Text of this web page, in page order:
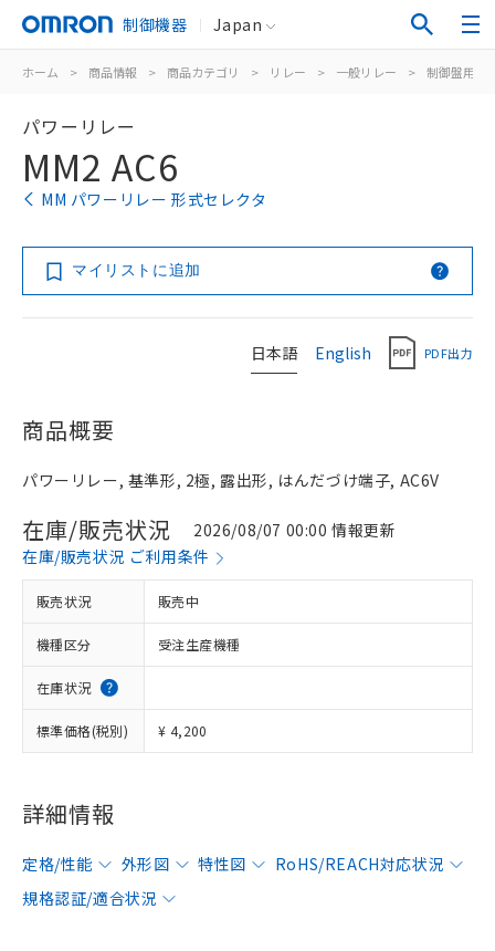
制御機器 Japan
ホーム > 商品情報 > 商品カテゴリ > リレー > 一般リレー > 制御盤用
パワーリレー
MM2 AC6
MM パワーリレー 形式セレクタ
マイリストに追加
日本語 English PDF出力
商品概要
パワーリレー, 基準形, 2極, 露出形, はんだづけ端子, AC6V
在庫/販売状況
2026/08/07 00:00 情報更新
在庫/販売状況 ご利用条件
販売状況 販売中
機種区分 受注生産機種
在庫状況
標準価格(税別) ¥ 4,200
詳細情報
定格/性能 外形図 特性図
RoHS/REACH対応状況
規格認証/適合状況